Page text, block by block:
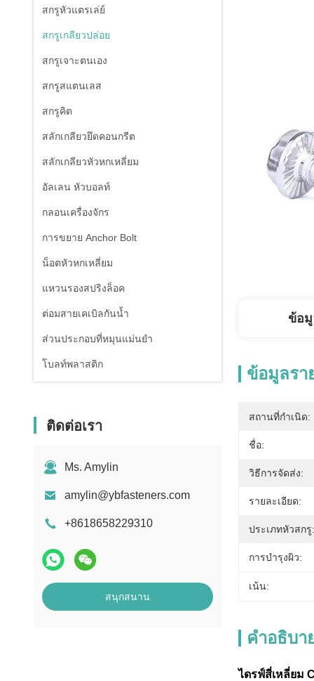
สกรูหัวแตรเล่ย์
สกรูเกลียวปล่อย
สกรูเจาะตนเอง
สกรูสแตนเลส
สกรูคิต
สลักเกลียวยึดคอนกรีต
สลักเกลียวหัวหกเหลี่ยม
อัลเลน หัวบอลท์
กลอนเครื่องจักร
การขยาย Anchor Bolt
น็อตหัวหกเหลี่ยม
แหวนรองสปริงล็อค
ต่อมสายเคเบิลกันน้ำ
ส่วนประกอบที่หมุนแม่นยํา
โบลท์พลาสติก
ติดต่อเรา
Ms. Amylin
amylin@ybfasteners.com
+8618658229310
สนุกสนาน
ข้อมู
ข้อมูลรา
สถานที่กำเนิด:
ชื่อ:
วิธีการจัดส่ง:
รายละเอียด:
ประเภทหัวสกรู:
การบํารุงผิว:
เน้น:
คําอธิบา
ไดรฟ์สี่เหลี่ยม